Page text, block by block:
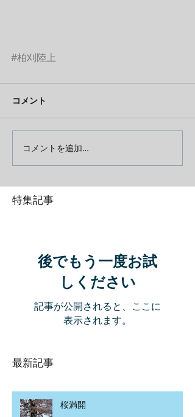
最新記事
特集記事
#柏刈陸上
コメント
コメントを追加…
後でもう一度お試
しください
記事が公開されると、ここに
表示されます。
桜満開